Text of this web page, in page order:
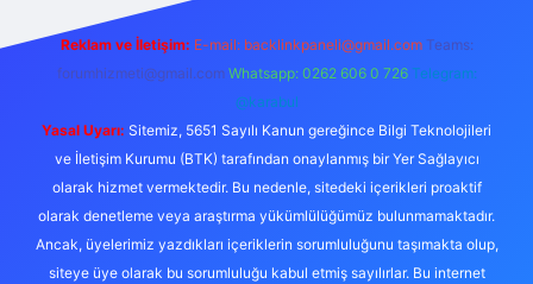
Reklam ve İletişim: E-mail: backlinkpaneli@gmail.com Teams:
forumhizmeti@gmail.com Whatsapp: 0262 606 0 726 Telegram:
@karabul
Yasal Uyarı: Sitemiz, 5651 Sayılı Kanun gereğince Bilgi Teknolojileri
ve İletişim Kurumu (BTK) tarafından onaylanmış bir Yer Sağlayıcı
olarak hizmet vermektedir. Bu nedenle, sitedeki içerikleri proaktif
olarak denetleme veya araştırma yükümlülüğümüz bulunmamaktadır.
Ancak, üyelerimiz yazdıkları içeriklerin sorumluluğunu taşımakta olup,
siteye üye olarak bu sorumluluğu kabul etmiş sayılırlar. Bu internet